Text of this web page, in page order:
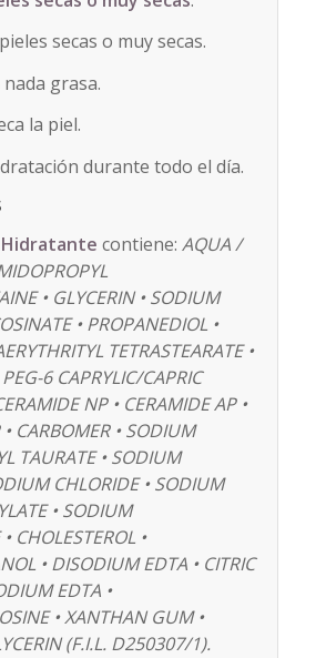
secas o muy secas.
grasa.
la piel.
durante todo el día.
Hidratante contiene: AQUA /
• GLYCERIN • SODIUM
• PROPANEDIOL •
TETRASTEARATE •
6 CAPRYLIC/CAPRIC
NP • CERAMIDE AP •
CARBOMER • SODIUM
TAURATE • SODIUM
CHLORIDE • SODIUM
• SODIUM
CHOLESTEROL •
• DISODIUM EDTA • CITRIC
EDTA •
• XANTHAN GUM •
(F.I.L. D250307/1).